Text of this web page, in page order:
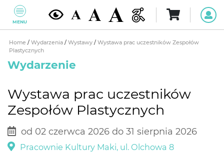
MENU
Home / Wydarzenia / Wystawy / Wystawa prac uczestników Zespołów
Plastycznych
Wydarzenie
Wystawa prac uczestników
Zespołów Plastycznych
od 02 czerwca 2026 do 31 sierpnia 2026
Pracownie Kultury Maki, ul. Olchowa 8